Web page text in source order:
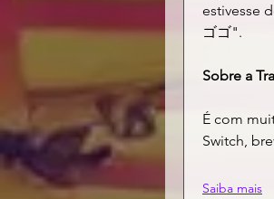
estivesse
ゴゴ".
Sobre a
É com
Switch,
Saiba mais